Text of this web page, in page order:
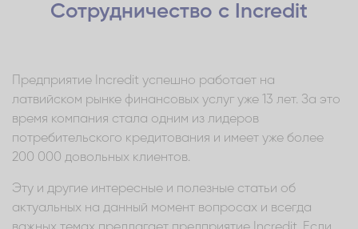
Сотрудничество с Incredit
Предприятие Incredit успешно работает на
латвийском рынке финансовых услуг уже 13 лет. За это
время компания стала одним из лидеров
потребительского кредитования и имеет уже более
200 000 довольных клиентов.
Эту и другие интересные и полезные статьи об
актуальных на данный момент вопросах и всегда